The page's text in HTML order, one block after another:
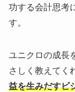
功する会計思考
す。
ユニクロの成長
さしく教えてく
益を生みだすビ